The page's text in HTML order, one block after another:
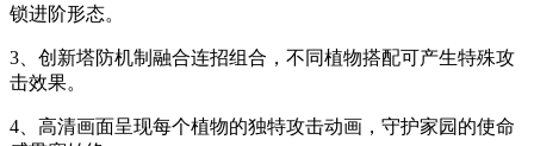
锁进阶形态。
3、创新塔防机制融合连招组合，不同植物搭配可产生特殊攻
击效果。
4、高清画面呈现每个植物的独特攻击动画，守护家园的使命